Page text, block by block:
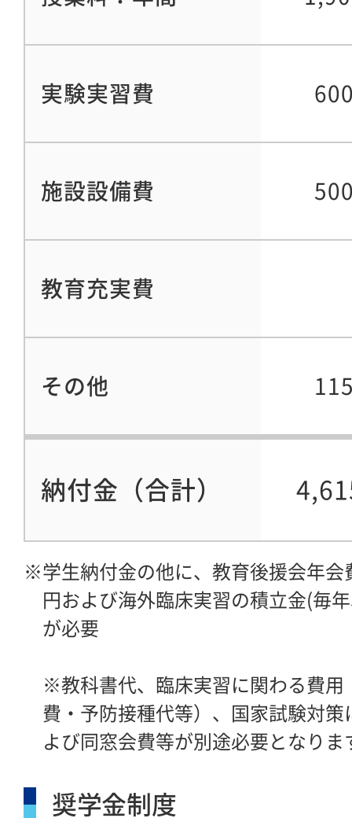
実験実習費
施設設備費
教育充実費
その他
納付金（合計）
※学生納付金の他に、教育後援会年会
円および海外臨床実習の積立金(毎
が必要
※教科書代、臨床実習に関わる費用
費・予防接種代等）、国家試験対策
よび同窓会費等が別途必要となりま
奨学金制度